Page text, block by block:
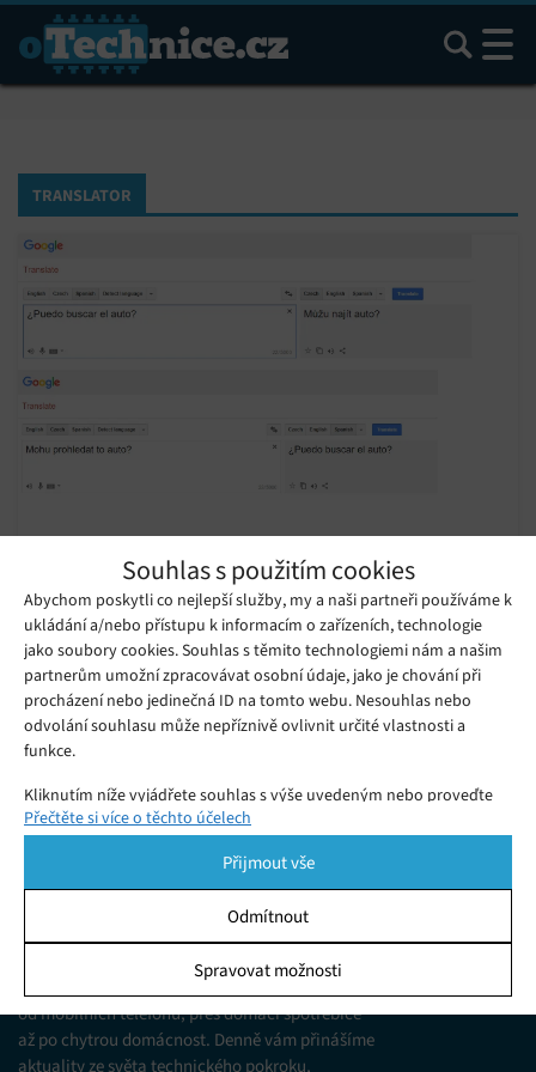
Souhlas s použitím cookies
Abychom poskytli co nejlepší služby, my a naši partneři používáme k
ukládání a/nebo přístupu k informacím o zařízeních, technologie
jako soubory cookies. Souhlas s těmito technologiemi nám a našim
partnerům umožní zpracovávat osobní údaje, jako je chování při
procházení nebo jedinečná ID na tomto webu. Nesouhlas nebo
odvolání souhlasu může nepříznivě ovlivnit určité vlastnosti a
funkce.
Kliknutím níže vyjádřete souhlas s výše uvedeným nebo proveďte
podrobnější rozhodnutí. Vaše volby budou použity pouze na tomto
pomocí přepínačů v Zásadách cookies nebo kliknutím na tlačítko
Spravovat souhlas ve spodní části obrazovky.
Ukládání a/nebo přístup k informacím v zařízení, Porozumění
publiku prostřednictvím statistik nebo kombinací údajů z
různých zdrojů.
Přečtěte si více o těchto účelech
Přijmout vše
Odmítnout
Spravovat možnosti
Hledat
TRANSLATOR
nemůže být využíván pro policejní účely
Pondělí 18. 06. 2018 Redakce
Soud v USA rozhodl, že Google překladač nemůže být využíván
pro policejní účely
Jsme web zajímající se o technologické novinky
od mobilních telefonů, přes domácí spotřebiče
až po chytrou domácnost. Denně vám přinášíme
aktuality ze světa technického pokroku,